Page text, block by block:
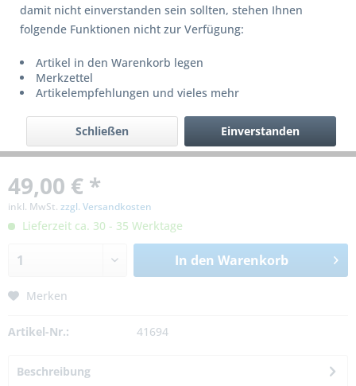
49,00 € *
inkl. MwSt. zzgl. Versandkosten
Lieferzeit ca. 30 - 35 Werktage
In den Warenkorb
Merken
Artikel-Nr.: 41694
Beschreibung
damit nicht einverstanden sein sollten, stehen Ihnen
folgende Funktionen nicht zur Verfügung:
Artikel in den Warenkorb legen
Merkzettel
Artikelempfehlungen und vieles mehr
Einverstanden
Schließen